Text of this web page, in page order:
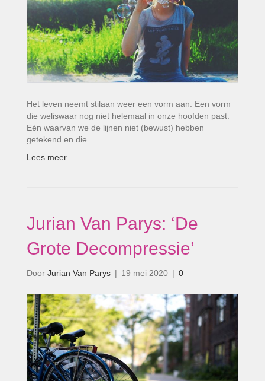
Het leven neemt stilaan weer een vorm aan. Een vorm
die weliswaar nog niet helemaal in onze hoofden past.
Eén waarvan we de lijnen niet (bewust) hebben
getekend en die…
Lees meer
Jurian Van Parys: ‘De
Grote Decompressie’
Door Jurian Van Parys | 19 mei 2020 | 0